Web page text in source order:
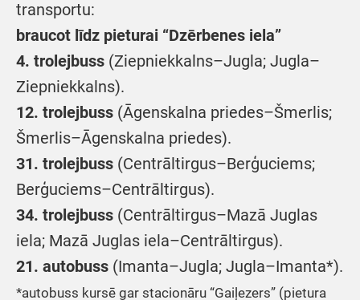
transportu:
braucot līdz pieturai “Dzērbenes iela”
4. trolejbuss (Ziepniekkalns–Jugla; Jugla–
Ziepniekkalns).
12. trolejbuss (Āgenskalna priedes–Šmerlis;
Šmerlis–Āgenskalna priedes).
31. trolejbuss (Centrāltirgus–Berģuciems;
Berģuciems–Centrāltirgus).
34. trolejbuss (Centrāltirgus–Mazā Juglas
iela; Mazā Juglas iela–Centrāltirgus).
21. autobuss (Imanta–Jugla; Jugla–Imanta*).
*autobuss kursē gar stacionāru “Gaiļezers” (pietura